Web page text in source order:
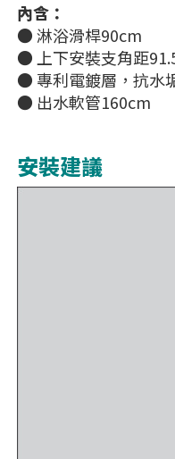
內含：
● 淋浴滑桿90cm
● 上下安裝支角距
● 專利電鍍層，抗水
● 出水軟管160cm
安裝建議